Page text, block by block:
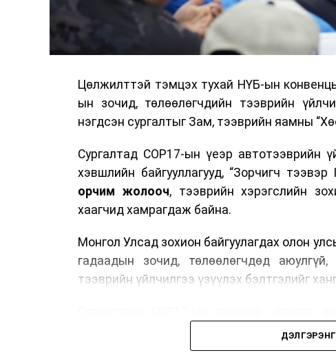
Цөлжилттэй тэмцэх тухай НҮБ-ын
ын зочид, төлөөлөгчдийн тээврийн
нэгдсэн сургалтыг Зам, тээврийн яамны
Сургалтад COP17-ын үеэр автотээврийн
хэвшлийн байгууллагууд, “Зорчигч
орчим жолооч, тээврийн хэрэгслийн
хаагчид хамрагдаж байна.
Монгол Улсад зохион байгуулагдах олон
гадаадын зочид, төлөөлөгчдөд
тээврийн үйлчилгээ үзүүлэх бэлтгэлийг
зочид, төлөөлөгчдийн ангилал,
хариуцлага, сахилга бат, үйлчилгээний